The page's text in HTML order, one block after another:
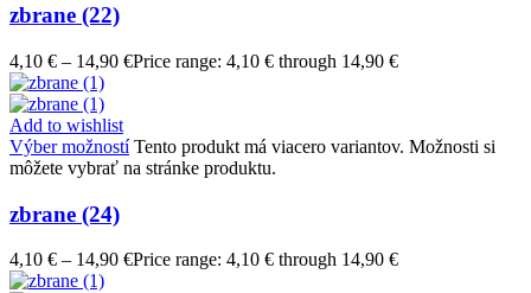
zbrane (22)
4,10 € – 14,90 €Price range: 4,10 € through 14,90 €
Add to wishlist
Výber možností Tento produkt má viacero variantov. Možnosti si
môžete vybrať na stránke produktu.
zbrane (24)
4,10 € – 14,90 €Price range: 4,10 € through 14,90 €